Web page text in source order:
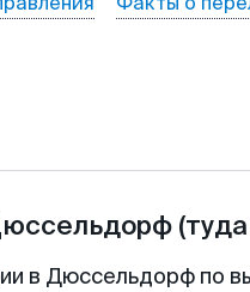
в Дюссельдорф по